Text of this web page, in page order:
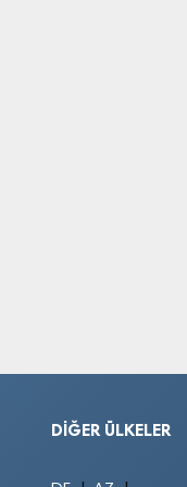
DIĞER ÜLKELER